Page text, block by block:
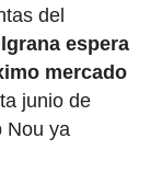
del
espera
mercado
junio de
Nou ya